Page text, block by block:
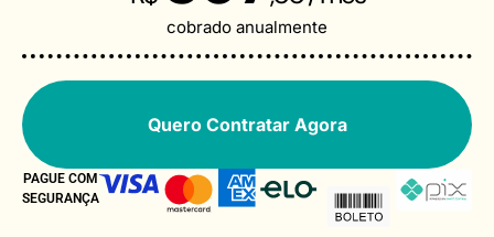
cobrado anualmente
Quero Contratar Agora
PAGUE COM
SEGURANÇA